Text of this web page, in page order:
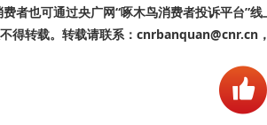
者也可通过央广网“啄木鸟消费者投诉平台”
得转载。转载请联系：cnrbanquan@cnr.cn